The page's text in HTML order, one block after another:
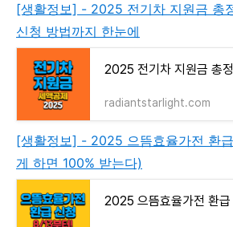
[생활정보] - 2025 전기차 지원금 총
신청 방법까지 한눈에
radiantstarlight.com
[생활정보] - 2025 으뜸효율가전 환
게 하면 100% 받는다)